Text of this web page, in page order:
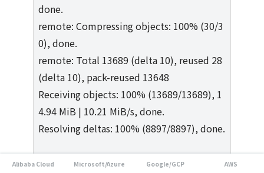
done.
remote: Compressing objects: 100% (30/3
0), done.
remote: Total 13689 (delta 10), reused 28
(delta 10), pack-reused 13648
Receiving objects: 100% (13689/13689), 1
4.94 MiB | 10.21 MiB/s, done.
Resolving deltas: 100% (8897/8897), done.
[root@sun aliyun]#
git clone http://gith
Alibaba Cloud Microsoft/Azure Google/GCP AWS